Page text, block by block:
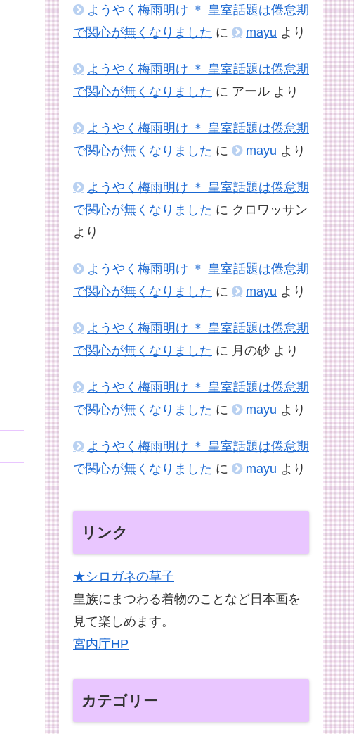
ようやく梅雨明け ＊ 皇室話題は倦怠期
で関心が無くなりました に mayu より
ようやく梅雨明け ＊ 皇室話題は倦怠期
で関心が無くなりました に アール より
ようやく梅雨明け ＊ 皇室話題は倦怠期
で関心が無くなりました に mayu より
ようやく梅雨明け ＊ 皇室話題は倦怠期
で関心が無くなりました に クロワッサン
より
ようやく梅雨明け ＊ 皇室話題は倦怠期
で関心が無くなりました に mayu より
ようやく梅雨明け ＊ 皇室話題は倦怠期
で関心が無くなりました に 月の砂 より
ようやく梅雨明け ＊ 皇室話題は倦怠期
で関心が無くなりました に mayu より
ようやく梅雨明け ＊ 皇室話題は倦怠期
で関心が無くなりました に mayu より
リンク
★シロガネの草子
皇族にまつわる着物のことなど日本画を
見て楽しめます。
宮内庁HP
カテゴリー